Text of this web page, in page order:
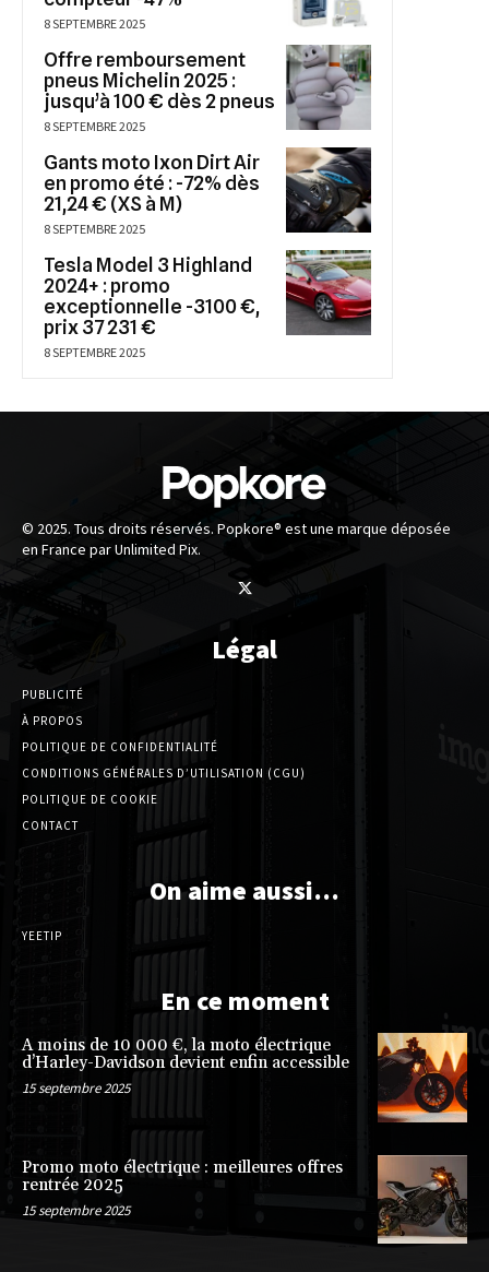
8 SEPTEMBRE 2025
Offre remboursement
pneus Michelin 2025 :
jusqu’à 100 € dès 2 pneus
8 SEPTEMBRE 2025
Gants moto Ixon Dirt Air
en promo été : -72% dès
21,24 € (XS à M)
8 SEPTEMBRE 2025
Tesla Model 3 Highland
2024+ : promo
exceptionnelle -3100 €,
prix 37 231 €
8 SEPTEMBRE 2025
© 2025. Tous droits réservés. Popkore® est une marque déposée
en France par Unlimited Pix.
Légal
PUBLICITÉ
À PROPOS
POLITIQUE DE CONFIDENTIALITÉ
CONDITIONS GÉNÉRALES D’UTILISATION (CGU)
POLITIQUE DE COOKIE
CONTACT
On aime aussi…
YEETIP
En ce moment
A moins de 10 000 €, la moto électrique
d’Harley-Davidson devient enfin accessible
15 septembre 2025
Promo moto électrique : meilleures offres
rentrée 2025
15 septembre 2025